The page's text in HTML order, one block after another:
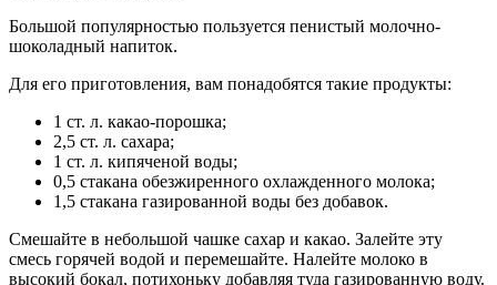
Большой популярностью пользуется пенистый молочно-
шоколадный напиток.
Для его приготовления, вам понадобятся такие продукты:
1 ст. л. какао-порошка;
2,5 ст. л. сахара;
1 ст. л. кипяченой воды;
0,5 стакана обезжиренного охлажденного молока;
1,5 стакана газированной воды без добавок.
Смешайте в небольшой чашке сахар и какао. Залейте эту
смесь горячей водой и перемешайте. Налейте молоко в
высокий бокал, потихоньку добавляя туда газированную воду.